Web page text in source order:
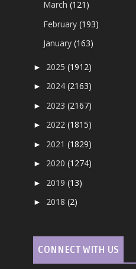
March(121)
February(193)
January(163)
► 2025(1912)
► 2024(2163)
► 2023(2167)
► 2022(1815)
► 2021(1829)
► 2020(1274)
► 2019(13)
► 2018(2)
CONNECT WITH US